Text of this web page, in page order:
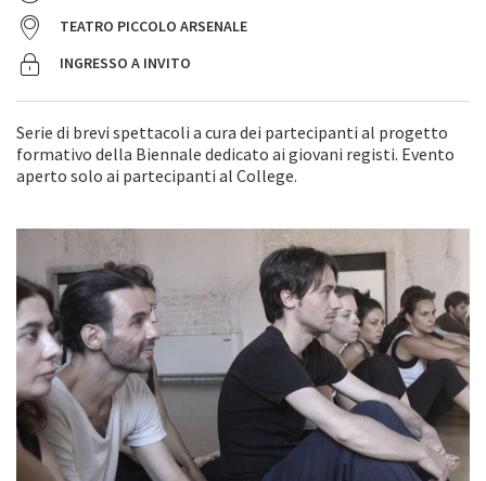
TEATRO PICCOLO ARSENALE
INGRESSO A INVITO
Serie di brevi spettacoli a cura dei partecipanti al progetto
formativo della Biennale dedicato ai giovani registi. Evento
aperto solo ai partecipanti al College.